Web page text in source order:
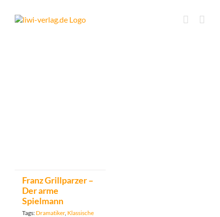
content
Franz Grillparzer –
Der arme
Spielmann
Tags: Dramatiker, Klassische